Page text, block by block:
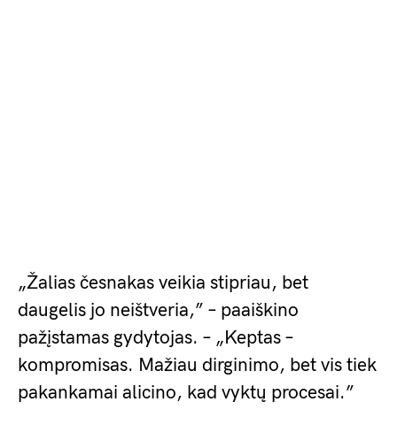
„Žalias česnakas veikia stipriau, bet
daugelis jo neištveria,” – paaiškino
pažįstamas gydytojas. – „Keptas –
kompromisas. Mažiau dirginimo, bet vis tiek
pakankamai alicino, kad vyktų procesai.”